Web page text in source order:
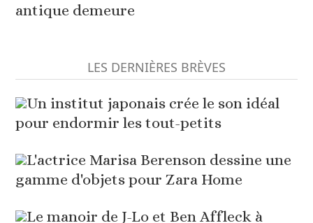
antique demeure
LES DERNIÈRES BRÈVES
Un institut japonais crée le son idéal
pour endormir les tout-petits
L'actrice Marisa Berenson dessine une
gamme d'objets pour Zara Home
Le manoir de J-Lo et Ben Affleck à